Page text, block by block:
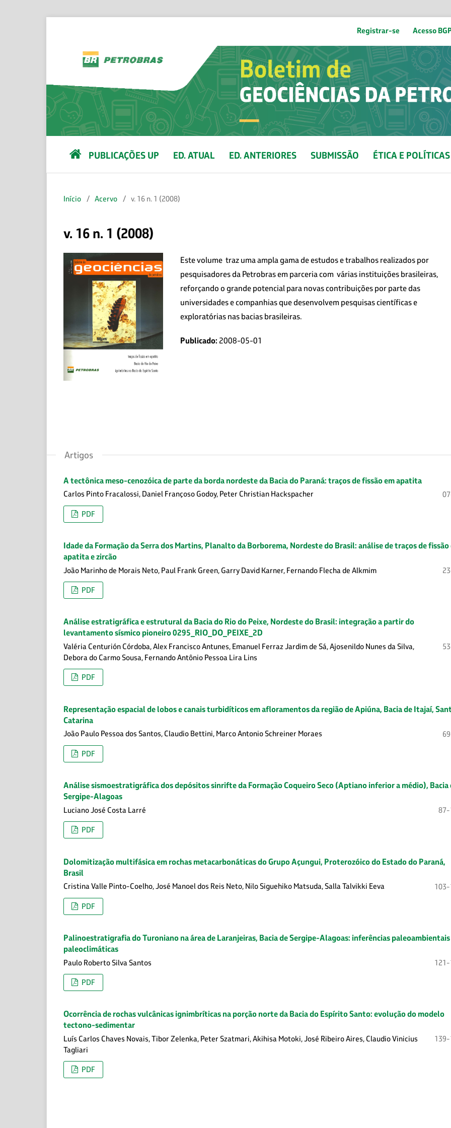
PUBLICAÇÕES UP ED. ATUAL ED. ANTERIORES SUBMISSÃO ÉTICA E POLÍTICAS
Registrar-se Acesso
Início / Acervo / v. 16 n. 1 (2008)
v. 16 n. 1 (2008)
Este volume traz uma ampla gama de estudos e trabalhos realizados por
pesquisadores da Petrobras em parceria com várias instituições brasileiras,
reforçando o grande potencial para novas contribuições por parte das
universidades e companhias que desenvolvem pesquisas científicas e
exploratórias nas bacias brasileiras.
Publicado: 2008-05-01
Artigos
A tectônica meso-cenozóica de parte da borda nordeste da Bacia do Paraná: traços de fissão em apatita
Carlos Pinto Fracalossi, Daniel Françoso Godoy, Peter Christian Hackspacher
PDF
Idade da Formação da Serra dos Martins, Planalto da Borborema, Nordeste do Brasil: análise de traços de fissão
apatita e zircão
João Marinho de Morais Neto, Paul Frank Green, Garry David Karner, Fernando Flecha de Alkmim
PDF
Análise estratigráfica e estrutural da Bacia do Rio do Peixe, Nordeste do Brasil: integração a partir do
levantamento sísmico pioneiro 0295_RIO_DO_PEIXE_2D
Valéria Centurión Córdoba, Alex Francisco Antunes, Emanuel Ferraz Jardim de Sá, Ajosenildo Nunes da Silva,
Debora do Carmo Sousa, Fernando Antônio Pessoa Lira Lins
PDF
Representação espacial de lobos e canais turbidíticos em afloramentos da região de Apiúna, Bacia de Itajaí,
Catarina
João Paulo Pessoa dos Santos, Claudio Bettini, Marco Antonio Schreiner Moraes
PDF
Análise sismoestratigráfica dos depósitos sinrifte da Formação Coqueiro Seco (Aptiano inferior a médio), Bacia
Sergipe-Alagoas
Luciano José Costa Larré 87-
PDF
Dolomitização multifásica em rochas metacarbonáticas do Grupo Açungui, Proterozóico do Estado do Paraná,
Brasil
Cristina Valle Pinto-Coelho, José Manoel dos Reis Neto, Nilo Siguehiko Matsuda, Salla Talvikki Eeva
PDF
Palinoestratigrafia do Turoniano na área de Laranjeiras, Bacia de Sergipe-Alagoas: inferências paleoambientais
paleoclimáticas
Paulo Roberto Silva Santos
PDF
Ocorrência de rochas vulcânicas ignimbríticas na porção norte da Bacia do Espírito Santo: evolução do modelo
tectono-sedimentar
Luís Carlos Chaves Novais, Tibor Zelenka, Peter Szatmari, Akihisa Motoki, José Ribeiro Aires, Claudio Vinicius
Tagliari
PDF